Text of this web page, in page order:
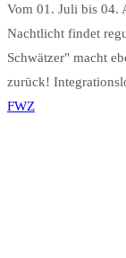
Vom 01. Juli bis 04.
Nachtlicht findet
Schwätzer" macht
zurück!
FWZ